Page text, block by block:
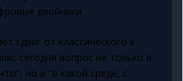
двойники.
сдвиг от классического к
сегодня вопрос не только в
но и "в какой среде, с